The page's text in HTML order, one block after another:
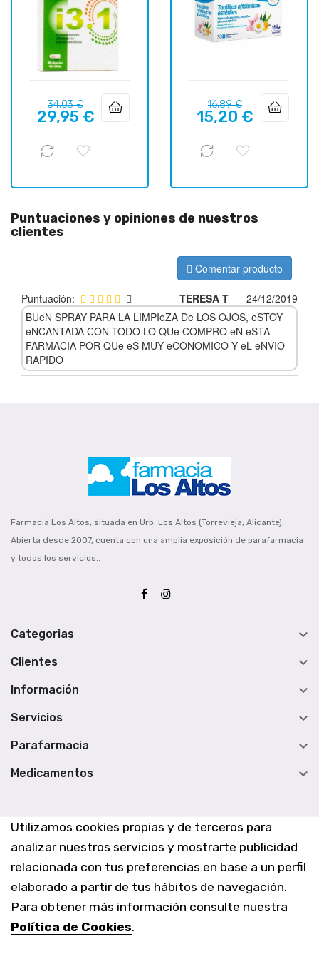
Utilizamos cookies propias y de terceros para
analizar nuestros servicios y mostrarte publicidad
relacionada con tus preferencias en base a un perfil
elaborado a partir de tus hábitos de navegación.
Para obtener más información consulte nuestra
Política de Cookies.
Precio
regular
34,03 €Precio
29,95 €
Precio
regular
16,89 €Precio
15,20 €
Puntuaciones y opiniones de nuestros
clientes
Comentar producto
Puntuación: TERESA T -
24/12/2019
BUeN SPRAY PARA LA LIMPIeZA De LOS OJOS, eSTOY
eNCANTADA CON TODO LO QUe COMPRO eN eSTA
FARMACIA POR QUe eS MUY eCONOMICO Y eL eNVIO
RAPIDO
Farmacia Los Altos, situada en Urb. Los Altos (Torrevieja, Alicante).
Abierta desde 2007, cuenta con una amplia exposición de parafarmacia
y todos los servicios..
Categorias 
Clientes 
Información 
Servicios 
Parafarmacia 
Medicamentos 